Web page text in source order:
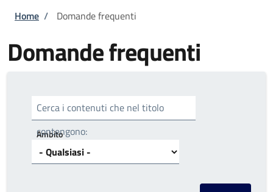
Briciole di pane
Home / Domande frequenti
Domande frequenti
Cerca i contenuti che nel titolo
contengono:
Ambito